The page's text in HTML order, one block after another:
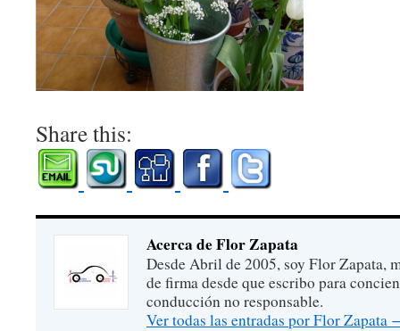
Share this:
Acerca de Flor Zapata
Desde Abril de 2005, soy Flor Zapata,
de firma desde que escribo para
conducción no responsable.
Ver todas las entradas por Flor Zapata